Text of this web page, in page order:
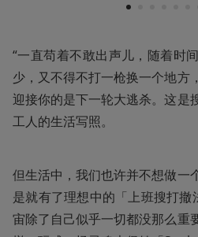
1
“一直苟着不敢出声儿，随着时
少，又不得不打一枪换一个地方
迎接你的是下一轮大逃杀。这是
工人的生活写照。
但生活中，我们也许并不想做一
是就有了理想中的「上班搜打
宙除了自己似乎一切都没那么重